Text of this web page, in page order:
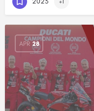
APR 28